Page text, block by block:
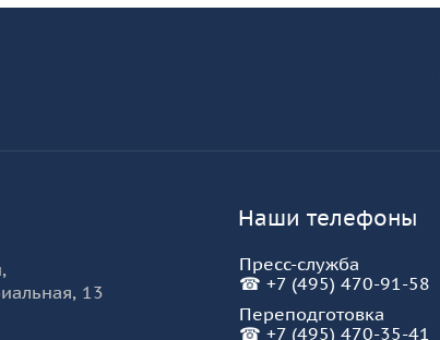
,
13
Наши телефоны
Пресс-служба
☎ +7 (495) 470-91-58
Переподготовка
☎ +7 (495) 470-35-41